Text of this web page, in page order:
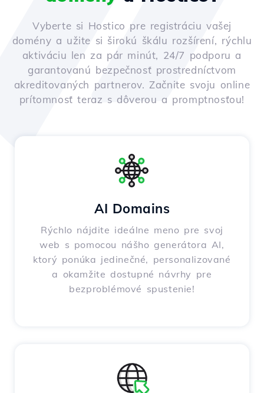
Vyberte si Hostico pre registráciu vašej
domény a užite si širokú škálu rozšírení, rýchlu
aktiváciu len za pár minút, 24/7 podporu a
garantovanú bezpečnosť prostredníctvom
akreditovaných partnerov. Začnite svoju online
prítomnosť teraz s dôverou a promptnosťou!
AI Domains
Rýchlo nájdite ideálne meno pre svoj
web s pomocou nášho generátora AI,
ktorý ponúka jedinečné, personalizované
a okamžite dostupné návrhy pre
bezproblémové spustenie!